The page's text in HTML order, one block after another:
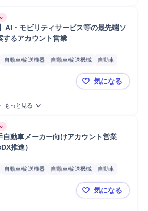
AI・モビリティサービス等の最先端ソ
するアカウント営業
自動車/輸送機器 自動車/輸送機械
自動車
【年収最大
気になる
もっと見る
自動車メーカー向けアカウント営業
推進）
自動車/輸送機器 自動車/輸送機械
自動車
ント
【日立製作
気になる